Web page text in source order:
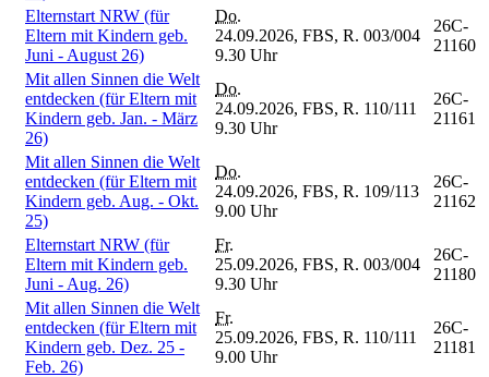
Elternstart NRW (für
Eltern mit Kindern geb.
Juni - August 26)
Do.
24.09.2026,
9.30 Uhr
FBS, R. 003/004
26C-
21160
Mit allen Sinnen die Welt
entdecken (für Eltern mit
Kindern geb. Jan. - März
26)
Do.
24.09.2026,
9.30 Uhr
FBS, R. 110/111
26C-
21161
Mit allen Sinnen die Welt
entdecken (für Eltern mit
Kindern geb. Aug. - Okt.
25)
Do.
24.09.2026,
9.00 Uhr
FBS, R. 109/113
26C-
21162
Elternstart NRW (für
Eltern mit Kindern geb.
Juni - Aug. 26)
Fr.
25.09.2026,
9.30 Uhr
FBS, R. 003/004
26C-
21180
Mit allen Sinnen die Welt
entdecken (für Eltern mit
Kindern geb. Dez. 25 -
Feb. 26)
Fr.
25.09.2026,
9.00 Uhr
FBS, R. 110/111
26C-
21181